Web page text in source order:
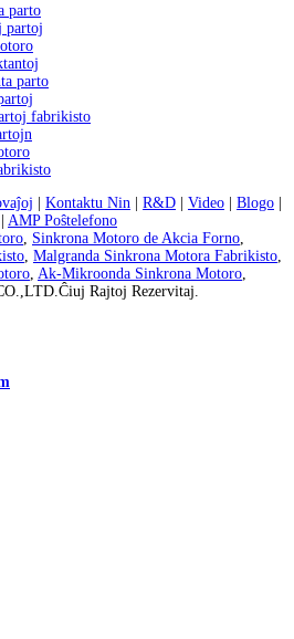
parto
partoj
parto
fabrikisto
| Kontaktu Nin | R&D | Video | Blogo |
| AMP Poŝtelefono
Sinkrona Motoro de Akcia Forno
Malgranda Sinkrona Motora Fabrikisto
Ak-Mikroonda Sinkrona Motoro
Rajtoj Rezervitaj.